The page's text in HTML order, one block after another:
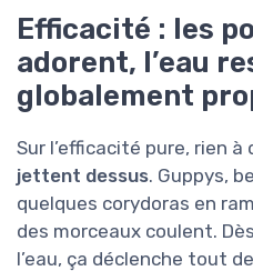
Efficacité : les
adorent, l’eau
globalement
Sur l’efficacité pure, rien à
jettent dessus. Guppys,
quelques corydoras en
des morceaux coulent.
l’eau, ça déclenche tout